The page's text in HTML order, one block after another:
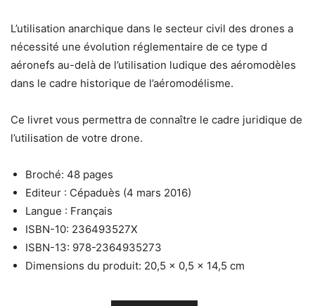
L’utilisation anarchique dans le secteur civil des drones a
nécessité une évolution réglementaire de ce type d
aéronefs au-delà de l’utilisation ludique des aéromodèles
dans le cadre historique de l’aéromodélisme.
Ce livret vous permettra de connaître le cadre juridique de
l’utilisation de votre drone.
Broché: 48 pages
Editeur : Cépaduès (4 mars 2016)
Langue : Français
ISBN-10: 236493527X
ISBN-13: 978-2364935273
Dimensions du produit: 20,5 x 0,5 x 14,5 cm